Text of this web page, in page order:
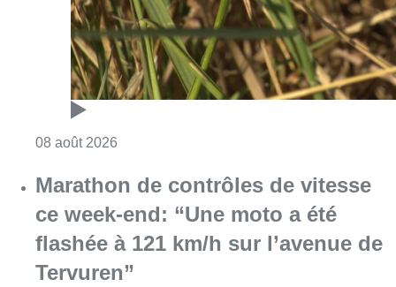
08 août 2026
Marathon de contrôles de vitesse
ce week-end: “Une moto a été
flashée à 121 km/h sur l’avenue de
Tervuren”